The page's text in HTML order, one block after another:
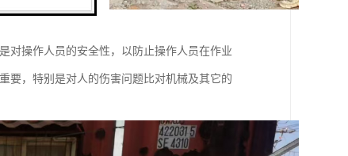
对操作人员的安全性，以防止操作人员在作业
要，特别是对人的伤害问题比对机械及其它的